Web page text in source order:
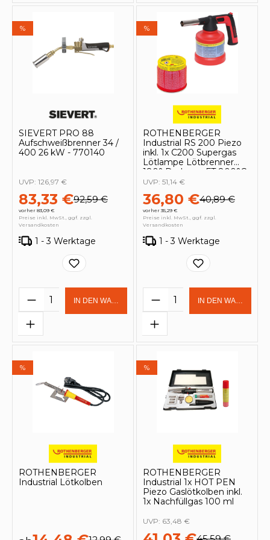
%
SIEVERT PRO 88
Aufschweißbrenner 34 /
400 26 kW - 770140
83,33 €92,59 €
vorher 83,09 €
UVP: 126,97 €
Preise inkl. MwSt., ggf. zzgl.
Versandkosten
1 - 3 Werktage
Produkt Anzahl: Gib den
IN DEN WARENKORB
%
ROTHENBERGER
Industrial RS 200 Piezo
inkl. 1x C200 Supergas
Lötlampe Lötbrenner
180° Drehung FT 800°C
/ AT 650°C - 1500005078
36,80 €40,89 €
vorher 35,29 €
UVP: 51,14 €
Preise inkl. MwSt., ggf. zzgl.
Versandkosten
1 - 3 Werktage
Produkt Anzahl:
IN DEN
%
ROTHENBERGER
Industrial Lötkolben
%
ROTHENBERGER
Industrial 1x HOT PEN
Piezo Gaslötkolben inkl.
1x Nachfüllgas 100 ml
UVP: 63,48 €